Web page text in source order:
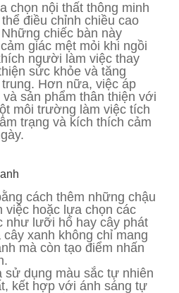
chọn nội thất thông minh
điều chỉnh chiều cao
chiếc bàn này
giác mệt mỏi khi ngồi
người làm việc thay
sức khỏe và tăng
Hơn nữa, việc áp
sản phẩm thân thiện với
môi trường làm việc tích
trạng và kích thích cảm
cách thêm những chậu
việc hoặc lựa chọn các
như lưỡi hổ hay cây phát
xanh không chỉ mang
mà còn tạo điểm nhấn
sử dụng màu sắc tự nhiên
kết hợp với ánh sáng tự